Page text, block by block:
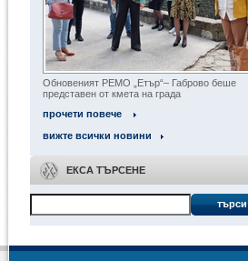
Обновеният РЕМО „Етър“– Габрово беше
представен от кмета на града
прочети повече
вижте всички новини
ЕКСА ТЪРСЕНЕ
търси